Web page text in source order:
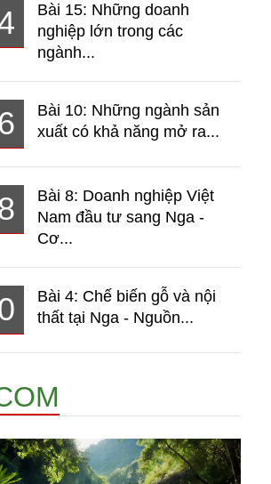
Bài 15: Những doanh
nghiệp lớn trong các
ngành...
Bài 10: Những ngành sản
xuất có khả năng mở ra...
Bài 8: Doanh nghiệp Việt
Nam đầu tư sang Nga -
Cơ...
Bài 4: Chế biến gỗ và nội
thất tại Nga - Nguồn...